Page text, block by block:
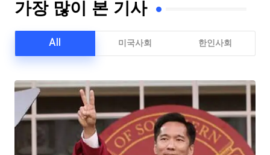
가장 많이 본 기사
All 미국사회 한인사회